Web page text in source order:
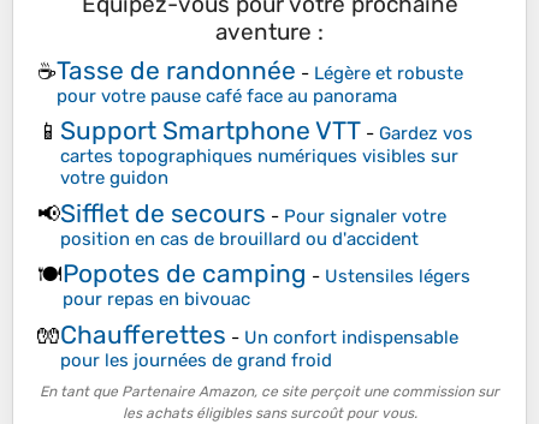
aventure :
☕Tasse de randonnée - Légère et robuste
pour votre pause café face au panorama
📱 Support Smartphone VTT - Gardez vos
cartes topographiques numériques visibles sur
votre guidon
📢Sifflet de secours - Pour signaler votre
position en cas de brouillard ou d'accident
🍽️Popotes de camping - Ustensiles légers
pour repas en bivouac
🧤Chaufferettes - Un confort indispensable
pour les journées de grand froid
En tant que Partenaire Amazon, ce site perçoit une commission sur
les achats éligibles sans surcoût pour vous.